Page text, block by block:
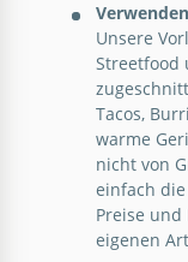
Google Slides
Unsere
Streetfood
Tacos,
warme
nicht von
einfach
Preise
eigenen